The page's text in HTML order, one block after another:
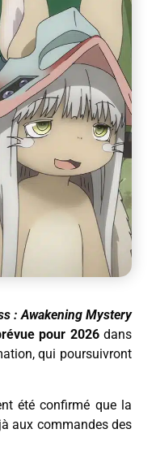
: Awakening Mystery
pour 2026dans
qui poursuivront
été confirmé que la
aux commandes des